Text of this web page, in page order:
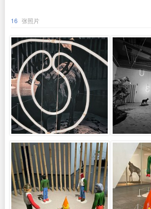
16 张照片